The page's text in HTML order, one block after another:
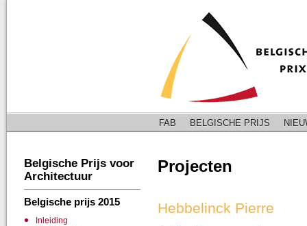
FAB BELGISCHE PRIJS
Belgische Prijs voor
Architectuur
Belgische prijs 2015
Inleiding
Projecten
Hebbelinck Pierre